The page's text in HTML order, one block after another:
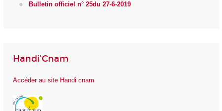
Bulletin officiel n° 25du 27-6-2019
Handi'Cnam
Accéder au site Handi cnam